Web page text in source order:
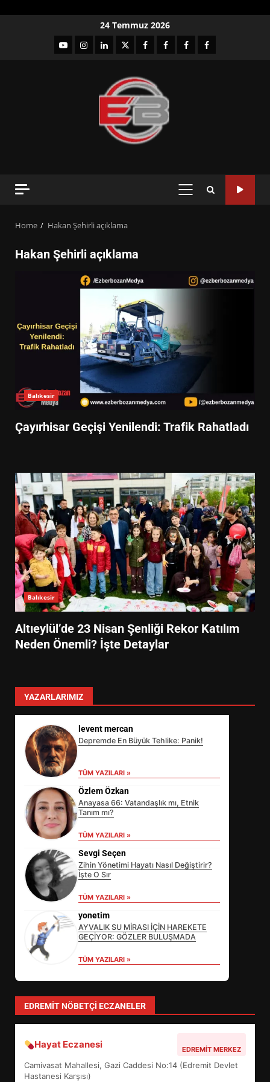
24 Temmuz 2026
YouTubeInstagram
LinkedIntwitterfacebook-Facebook-
Facebook-Facebook-
PRIMARY
Home Hakan Şehirli açıklama
Hakan Şehirli açıklama
Balıkesir
Çayırhisar Geçişi Yenilendi: Trafik Rahatladı
Balıkesir
Altıeylül’de 23 Nisan Şenliği Rekor Katılım
Neden Önemli? İşte Detaylar
YAZARLARIMIZ
levent mercan
Depremde En Büyük Tehlike: Panik!
TÜM YAZILARI »
Özlem Özkan
Anayasa 66: Vatandaşlık mı, Etnik
Tanım mı?
TÜM YAZILARI »
Sevgi Seçen
Zihin Yönetimi Hayatı Nasıl Değiştirir?
İşte O Sır
TÜM YAZILARI »
yonetim
AYVALIK SU MİRASI İÇİN HAREKETE
GEÇİYOR: GÖZLER BULUŞMADA
TÜM YAZILARI »
EDREMIT NÖBETÇI ECZANELER
Hayat Eczanesi EDREMIT MERKEZ
Camivasat Mahallesi, Gazi Caddesi No:14 (Edremit Devlet
Hastanesi Karşısı)
SÜRDÜRÜLEBİLİRLİKTE NE
DEĞİŞECEK?
4
5
BALIKESİR MÜZELERİNDE SÜRE
UZATILDI: NE DEĞİŞTİ?